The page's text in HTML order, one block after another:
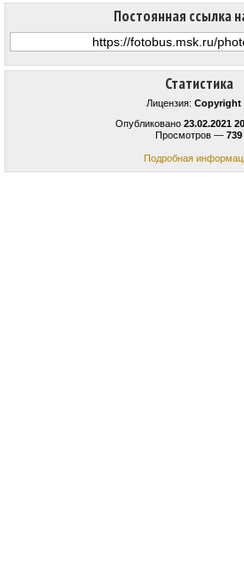
Статистика
Лицензия: Copyright
Опубликовано 23.02.2021
Просмотров — 739
Подробная
Постоянная ссылка